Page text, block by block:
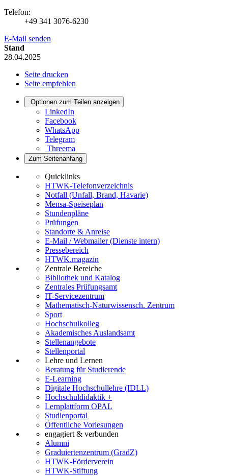
Telefon:
+49 341 3076-6230
E-Mail senden
Stand
28.04.2025
Seite drucken
Seite empfehlen
Optionen zum Teilen anzeigen
LinkedIn
Facebook
WhatsApp
Telegram
Threema
Zum Seitenanfang
Quicklinks
HTWK-Telefonverzeichnis
Notfall (Unfall, Brand, Havarie)
Mensa-Speiseplan
Stundenpläne
Prüfungen
Standorte & Anreise
E-Mail / Webmailer (Dienste intern)
Pressebereich
HTWK.magazin
Zentrale Bereiche
Bibliothek und Katalog
Zentrales Prüfungsamt
IT-Servicezentrum
Mathematisch-Naturwissensch. Zentrum
Sport
Hochschulkolleg
Akademisches Auslandsamt
Stellenangebote
Stellenportal
Lehre und Lernen
Beratung für Studierende
E-Learning
Digitale Hochschullehre (IDLL)
Hochschuldidaktik +
Lernplattform OPAL
Studienportal
Öffentliche Vorlesungen
engagiert & verbunden
Alumni
Graduiertenzentrum (GradZ)
HTWK-Förderverein
HTWK-Stiftung